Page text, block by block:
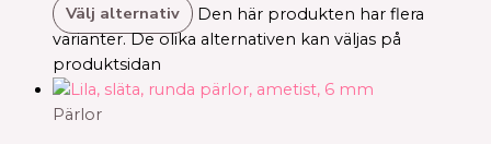
Välj alternativ
Den här produkten har flera
varianter. De olika alternativen kan väljas på
produktsidan
Pärlor